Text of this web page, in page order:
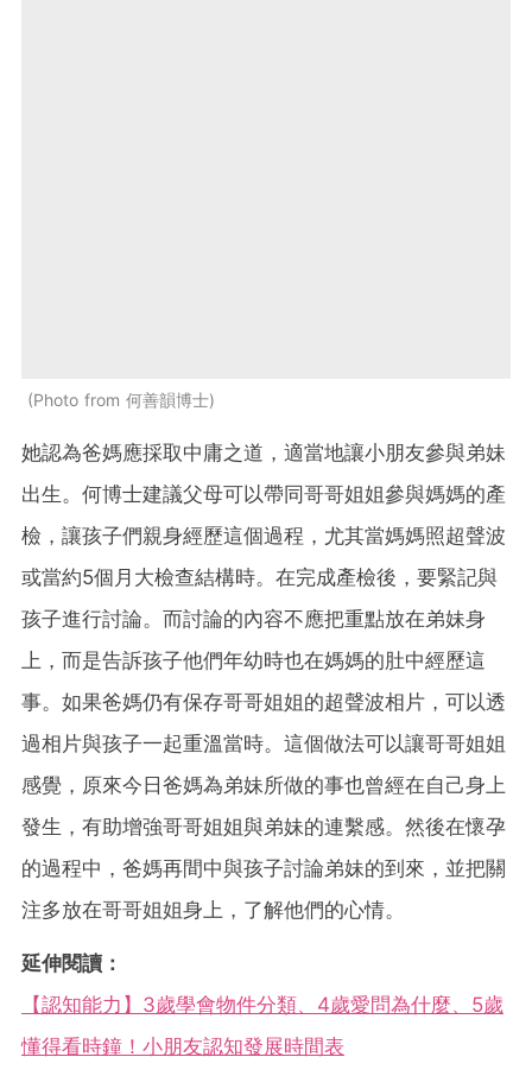
Photo from 何善韻博士
她認為爸媽應採取中庸之道，適當地讓小朋友參與弟妹
出生。何博士建議父母可以帶同哥哥姐姐參與媽媽的產
檢，讓孩子們親身經歷這個過程，尤其當媽媽照超聲波
或當約5個月大檢查結構時。在完成產檢後，要緊記與
孩子進行討論。而討論的內容不應把重點放在弟妹身
上，而是告訴孩子他們年幼時也在媽媽的肚中經歷這
事。如果爸媽仍有保存哥哥姐姐的超聲波相片，可以透
過相片與孩子一起重溫當時。這個做法可以讓哥哥姐姐
感覺，原來今日爸媽為弟妹所做的事也曾經在自己身上
發生，有助增強哥哥姐姐與弟妹的連繫感。然後在懷孕
的過程中，爸媽再間中與孩子討論弟妹的到來，並把關
注多放在哥哥姐姐身上，了解他們的心情。
延伸閱讀：
【認知能力】3歲學會物件分類、4歲愛問為什麼、5歲
懂得看時鐘！小朋友認知發展時間表